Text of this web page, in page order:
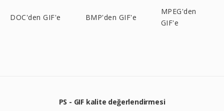
DOC'den GIF'e BMP'den GIF'e
MPEG'den
GIF'e
PS - GIF kalite değerlendirmesi